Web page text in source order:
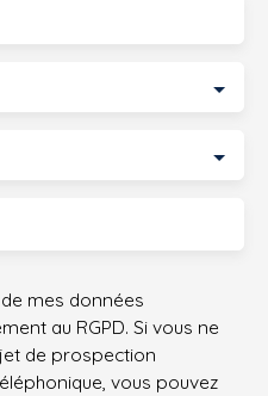
mes données
au RGPD. Si vous ne
de prospection
vous pouvez